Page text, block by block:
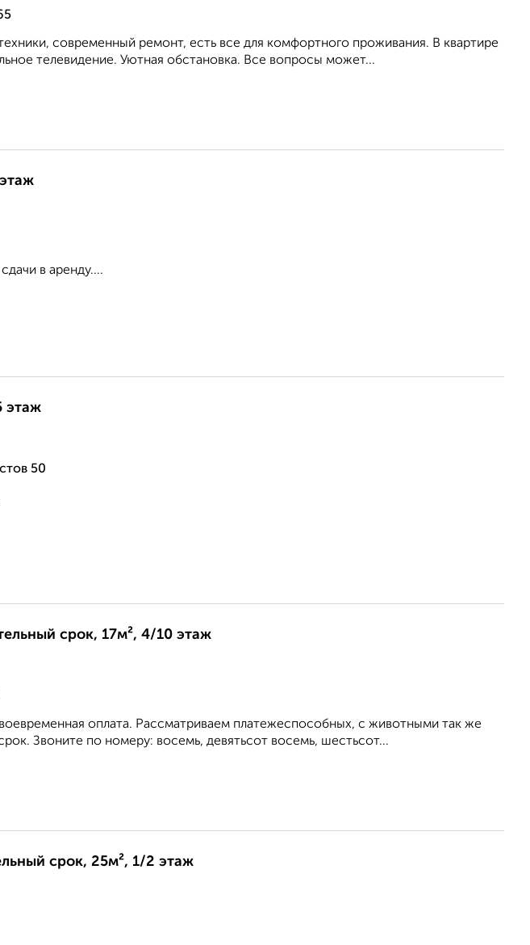
современный ремонт, есть все для комфортного проживания. В квартире
телевидение. Уютная обстановка. Все вопросы может...
в аренду....
этаж
50
срок, 17м², 4/10 этаж
оплата. Рассматриваем платежеспособных, с животными так же
Звоните по номеру: восемь, девятьсот восемь, шестьсот...
срок, 25м², 1/2 этаж